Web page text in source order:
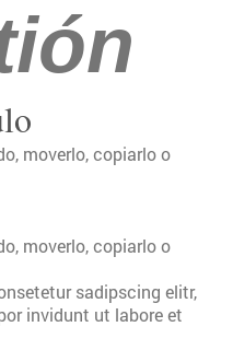
moverlo, copiarlo o
moverlo, copiarlo o
sadipscing elitr,
invidunt ut labore et